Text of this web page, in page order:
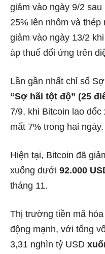
giảm vào ngày 9/2
25% lên nhôm và thép
giảm vào ngày 13/2
áp thuế đối ứng trên
Lần gần nhất chỉ số
“Sợ hãi tột độ” (25
7/9, khi Bitcoin lao
mất 7% trong hai ngày.
Hiện tại, Bitcoin đã
xuống dưới 92.000
tháng 11.
Thị trường tiền mã
động mạnh, với tổng
3,31 nghìn tỷ USD